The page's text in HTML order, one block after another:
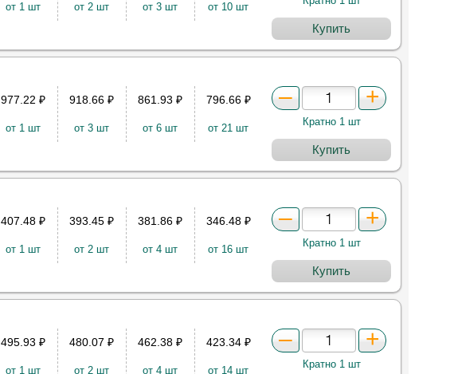
от 1 шт от 2 шт от 3 шт от 10 шт
Купить
977.22 ₽
от 1 шт
918.66₽
от 3 шт
861.93₽
от 6 шт
796.66 ₽
от 21 шт
Кратно 1 шт
Купить
407.48 ₽
от 1 шт
393.45₽
от 2 шт
381.86₽
от 4 шт
346.48 ₽
от 16 шт
Кратно 1 шт
Купить
495.93 ₽
от 1 шт
480.07₽
от 2 шт
462.38₽
от 4 шт
423.34 ₽
от 14 шт
Кратно 1 шт